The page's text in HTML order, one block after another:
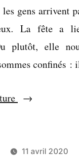
gens arrivent
La fête a
plutôt, elle
confinés
« Nous
très
11 avril 2020